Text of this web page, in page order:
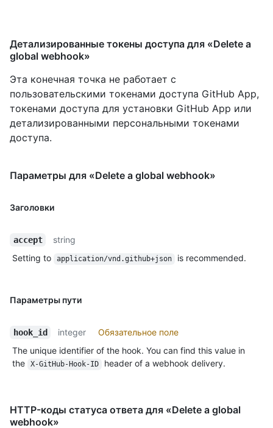
Детализированные токены доступа для «Delete a
global webhook»
Эта конечная точка не работает с
пользовательскими токенами доступа GitHub App,
токенами доступа для установки GitHub App или
детализированными персональными токенами
доступа.
Параметры для «Delete a global webhook»
Заголовки
accept
string
Setting to
application/vnd.github+json is recommended.
Параметры пути
hook_id integer
Обязательное поле
The unique identifier of the hook. You can find this value in
the
X-GitHub-Hook-ID header of a webhook delivery.
HTTP-коды статуса ответа для «Delete a global
webhook»